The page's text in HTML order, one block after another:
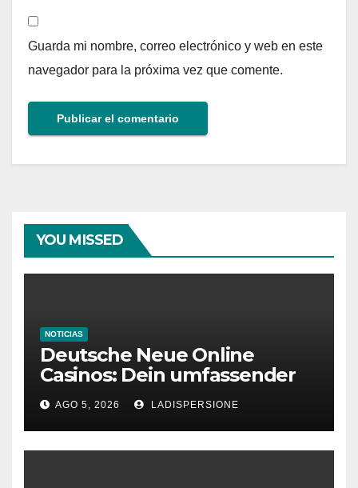
Guarda mi nombre, correo electrónico y web en este
navegador para la próxima vez que comente.
YOU MISSED
NOTICIAS
Deutsche Neue Online
Casinos: Dein umfassender
Ratgeber für moderne
Glücksspielplattformen
AGO 5, 2026 LADISPERSIONE